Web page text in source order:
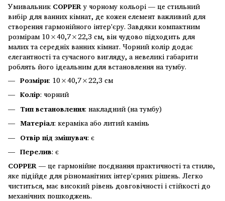
Умивальник COPPERу чорному кольорі — це стильний
вибір для ванних кімнат, де кожен елемент важливий для
створення гармонійного інтер'єру. Завдяки компактним
розмірам 10×40,7×22,3 см, він чудово підходить для
малих та середніх ванних кімнат. Чорний колір додає
елегантності та сучасного вигляду, а невеликі габарити
роблять його ідеальним для встановлення на тумбу.
Розміри: 10×40,7×22,3 см
Колір: чорний
Тип встановлення: накладний (на тумбу)
Матеріал: кераміка або литий камінь
Отвір під змішувач: є
Перелив: є
COPPER— це гармонійне поєднання практичності та стилю,
яке підійде для різноманітних інтер'єрних рішень. Легко
чиститься, має високий рівень довговічності і стійкості до
механічних пошкоджень.